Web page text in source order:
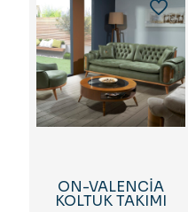
ON-VALENCİA
KOLTUK TAKIMI